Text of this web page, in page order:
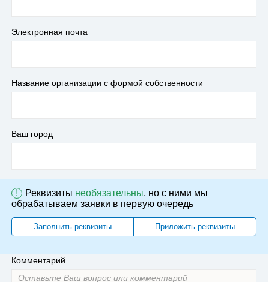
Электронная почта
Название организации с формой собственности
Ваш город
! Реквизиты необязательны, но с ними мы
обрабатываем заявки в первую очередь
Заполнить реквизиты Приложить реквизиты
Комментарий